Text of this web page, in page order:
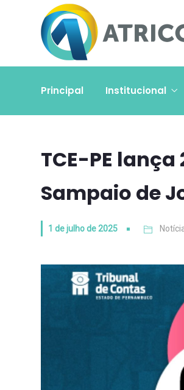
Principal Institucional
TCE-PE
Sampaio de
1 de julho de 2025